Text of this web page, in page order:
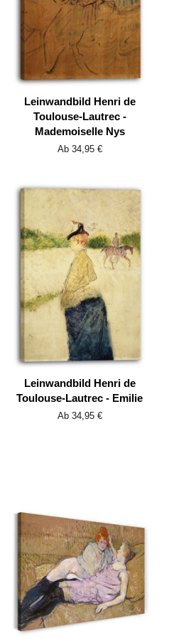
Leinwandbild Henri de
Toulouse-Lautrec -
Mademoiselle Nys
Ab 34,95 €
Leinwandbild Henri de
Toulouse-Lautrec - Emilie
Ab 34,95 €